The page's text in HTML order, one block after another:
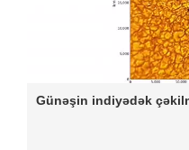
Günəşin indiyədək